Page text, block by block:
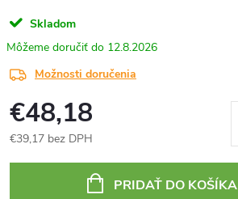
Skladom
12.8.2026
Možnosti doručenia
€48,18
€39,17 bez DPH
PRIDAŤ DO KOŠÍKA